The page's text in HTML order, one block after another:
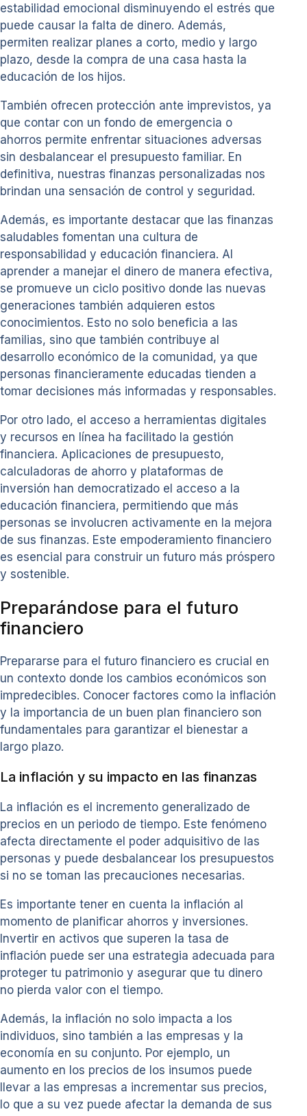
estabilidad emocional disminuyendo el estrés que
puede causar la falta de dinero. Además,
permiten realizar planes a corto, medio y largo
plazo, desde la compra de una casa hasta la
educación de los hijos.
También ofrecen protección ante imprevistos, ya
que contar con un fondo de emergencia o
ahorros permite enfrentar situaciones adversas
sin desbalancear el presupuesto familiar. En
definitiva, nuestras finanzas personalizadas nos
brindan una sensación de control y seguridad.
Además, es importante destacar que las finanzas
saludables fomentan una cultura de
responsabilidad y educación financiera. Al
aprender a manejar el dinero de manera efectiva,
se promueve un ciclo positivo donde las nuevas
generaciones también adquieren estos
conocimientos. Esto no solo beneficia a las
familias, sino que también contribuye al
desarrollo económico de la comunidad, ya que
personas financieramente educadas tienden a
tomar decisiones más informadas y responsables.
Por otro lado, el acceso a herramientas digitales
y recursos en línea ha facilitado la gestión
financiera. Aplicaciones de presupuesto,
calculadoras de ahorro y plataformas de
inversión han democratizado el acceso a la
educación financiera, permitiendo que más
personas se involucren activamente en la mejora
de sus finanzas. Este empoderamiento financiero
es esencial para construir un futuro más próspero
y sostenible.
Preparándose para el futuro
financiero
Prepararse para el futuro financiero es crucial en
un contexto donde los cambios económicos son
impredecibles. Conocer factores como la inflación
y la importancia de un buen plan financiero son
fundamentales para garantizar el bienestar a
largo plazo.
La inflación y su impacto en las finanzas
La inflación es el incremento generalizado de
precios en un periodo de tiempo. Este fenómeno
afecta directamente el poder adquisitivo de las
personas y puede desbalancear los presupuestos
si no se toman las precauciones necesarias.
Es importante tener en cuenta la inflación al
momento de planificar ahorros y inversiones.
Invertir en activos que superen la tasa de
inflación puede ser una estrategia adecuada para
proteger tu patrimonio y asegurar que tu dinero
no pierda valor con el tiempo.
Además, la inflación no solo impacta a los
individuos, sino también a las empresas y la
economía en su conjunto. Por ejemplo, un
aumento en los precios de los insumos puede
llevar a las empresas a incrementar sus precios,
lo que a su vez puede afectar la demanda de sus